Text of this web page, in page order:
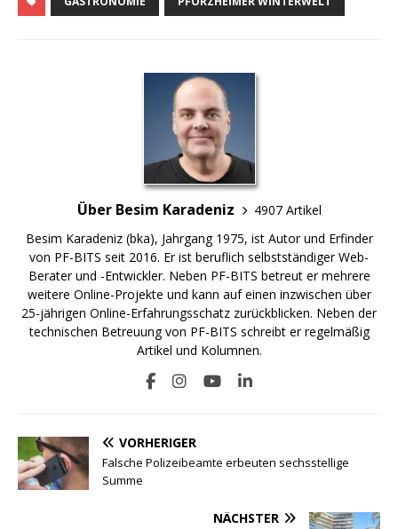
Über Besim Karadeniz
4907 Artikel
Besim Karadeniz (bka), Jahrgang 1975, ist Autor und Erfinder
von PF-BITS seit 2016. Er ist beruflich selbstständiger Web-
Berater und -Entwickler. Neben PF-BITS betreut er mehrere
weitere Online-Projekte und kann auf einen inzwischen über
25-jährigen Online-Erfahrungsschatz zurückblicken. Neben der
technischen Betreuung von PF-BITS schreibt er regelmäßig
Artikel und Kolumnen.
VORHERIGER
Falsche Polizeibeamte erbeuten sechsstellige
Summe
NÄCHSTER